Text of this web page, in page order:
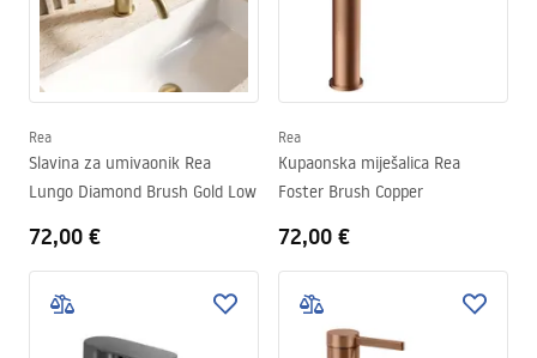
Rea
Slavina za umivaonik Rea
Lungo Diamond Brush Gold Low
72,00 €
Rea
Kupaonska miješalica Rea
Foster Brush Copper
72,00 €